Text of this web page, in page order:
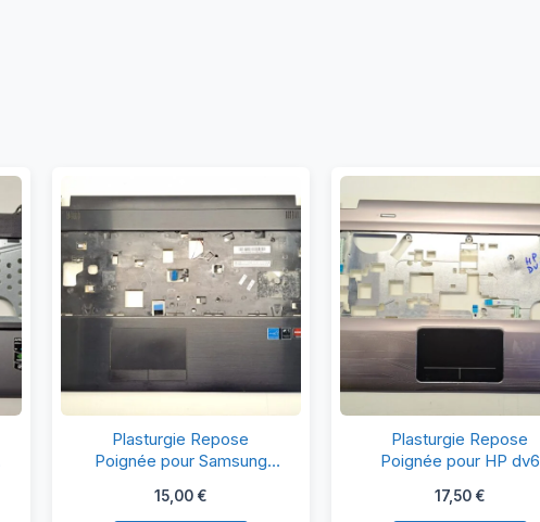
Plasturgie
Repose
Poignée
Plasturgie Repose
Poignée pour Samsung
15,00 €
Plasturgie
Repose
Poignée
Plasturgie Repose
Poignée pour HP dv6
17,50 €